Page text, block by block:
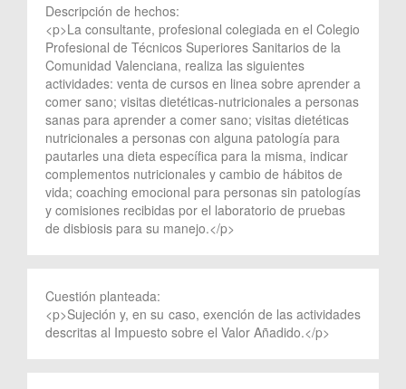
Descripción de hechos:
<p>La consultante, profesional colegiada en el Colegio
Profesional de Técnicos Superiores Sanitarios de la
Comunidad Valenciana, realiza las siguientes
actividades: venta de cursos en linea sobre aprender a
comer sano; visitas dietéticas-nutricionales a personas
sanas para aprender a comer sano; visitas dietéticas
nutricionales a personas con alguna patología para
pautarles una dieta específica para la misma, indicar
complementos nutricionales y cambio de hábitos de
vida; coaching emocional para personas sin patologías
y comisiones recibidas por el laboratorio de pruebas
de disbiosis para su manejo.</p>
Cuestión planteada:
<p>Sujeción y, en su caso, exención de las actividades
descritas al Impuesto sobre el Valor Añadido.</p>